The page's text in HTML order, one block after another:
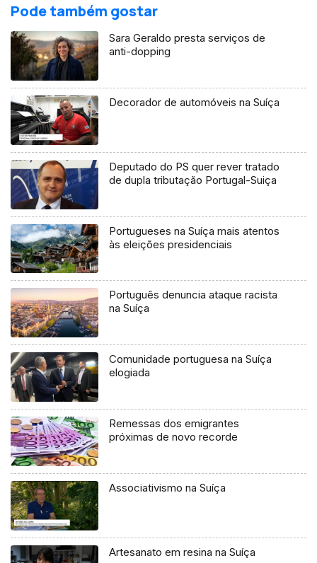
Pode também gostar
Sara Geraldo presta serviços de
anti-dopping
Decorador de automóveis na Suíça
Deputado do PS quer rever tratado
de dupla tributação Portugal-Suiça
Portugueses na Suíça mais atentos
às eleições presidenciais
Português denuncia ataque racista
na Suíça
Comunidade portuguesa na Suíça
elogiada
Remessas dos emigrantes
próximas de novo recorde
Associativismo na Suíça
Artesanato em resina na Suíça